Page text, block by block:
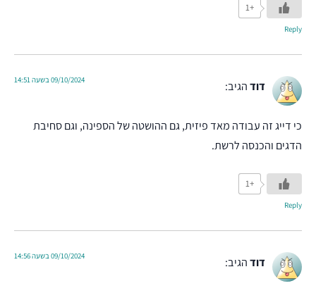
+1
Reply
דודהגיב: 09/10/2024 בשעה 14:51
כי דייג זה עבודה מאד פיזית, גם ההושטה של הספינה, וגם סחיבת
הדגים והכנסה לרשת.
+1
Reply
דודהגיב: 09/10/2024 בשעה 14:56